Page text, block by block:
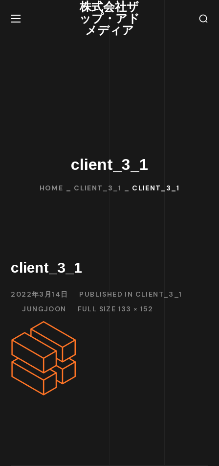
株式会社ザ
ップ・アド
メディア
client_3_1
HOME CLIENT_3_1 CLIENT_3_1
client_3_1
2022年3月14日 PUBLISHED IN CLIENT_3_1
JUNGJOON
FULL SIZE 133 × 152